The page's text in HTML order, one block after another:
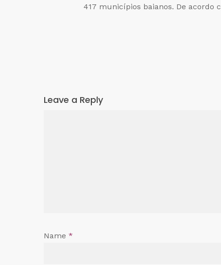
417 municípios baianos. De acordo
Leave a Reply
Name *